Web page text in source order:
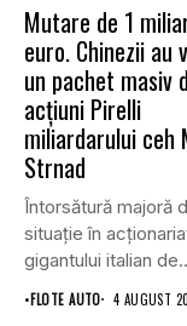
Mutare de 1
euro. Chinezii au
un pachet masiv
acțiuni Pirelli
miliardarului ceh
Strnad
Întorsătură majoră
situație în
gigantului italian de
anvelope Pirelli.
Conglomeratul...
•FLOTE AUTO 4 AUGUST